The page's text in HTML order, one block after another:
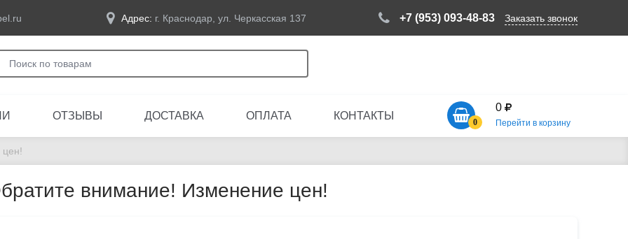
Адрес: г. Краснодар, ул. Черкасская 137 +7 (953) 093-48-83 Заказать звонок
ОТЗЫВЫ ДОСТАВКА ОПЛАТА КОНТАКТЫ
0
0
Перейти в корзину
внимание! Изменение цен!